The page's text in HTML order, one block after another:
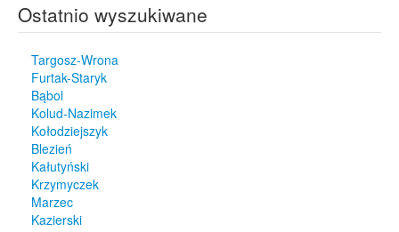
Ostatnio wyszukiwane
Targosz-Wrona
Furtak-Staryk
Bąbol
Kolud-Nazimek
Kołodziejszyk
Blezień
Kałutyński
Krzymyczek
Marzec
Kazierski